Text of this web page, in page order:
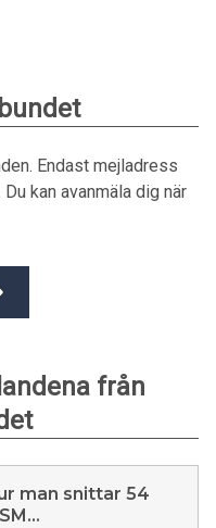
Endast mejladress
kan avanmäla dig när
från
man snittar 54